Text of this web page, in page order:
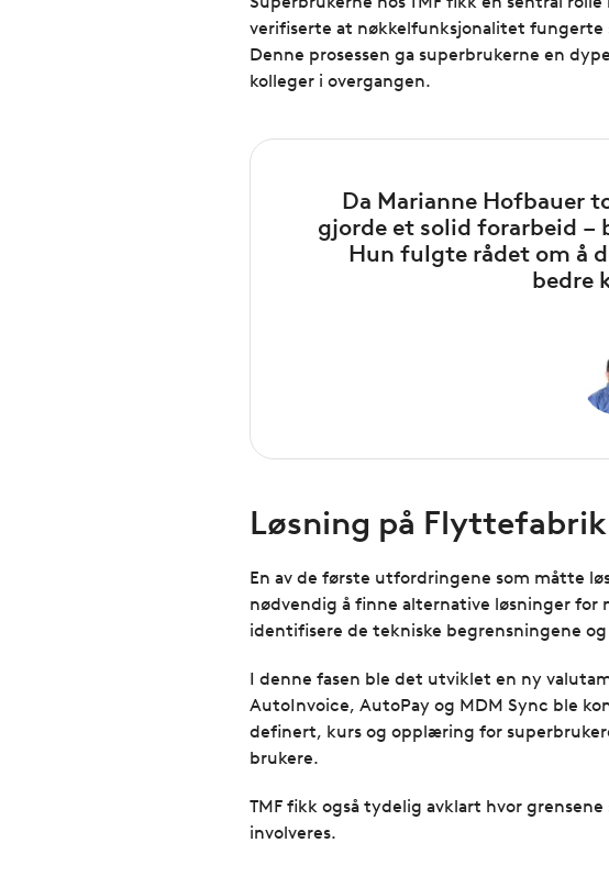
verifiserte at nøkkelfunksjonalitet
Denne prosessen ga superbrukerne en
kolleger i overgangen.
Da Marianne Hofbauer
gjorde et solid forarbeid –
Hun fulgte rådet om å
bedre
Løsning på
En av de første utfordringene som måtte
nødvendig å finne alternative løsninger for
identifisere de tekniske begrensningene
I denne fasen ble det utviklet en ny
AutoInvoice, AutoPay og MDM Sync ble
definert, kurs og opplæring for
brukere.
TMF fikk også tydelig avklart hvor
involveres.